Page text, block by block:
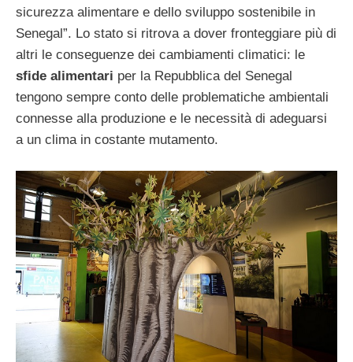
sicurezza alimentare e dello sviluppo sostenibile in
Senegal”. Lo stato si ritrova a dover fronteggiare più di
altri le conseguenze dei cambiamenti climatici: le
sfide alimentari per la Repubblica del Senegal
tengono sempre conto delle problematiche ambientali
connesse alla produzione e le necessità di adeguarsi
a un clima in costante mutamento.